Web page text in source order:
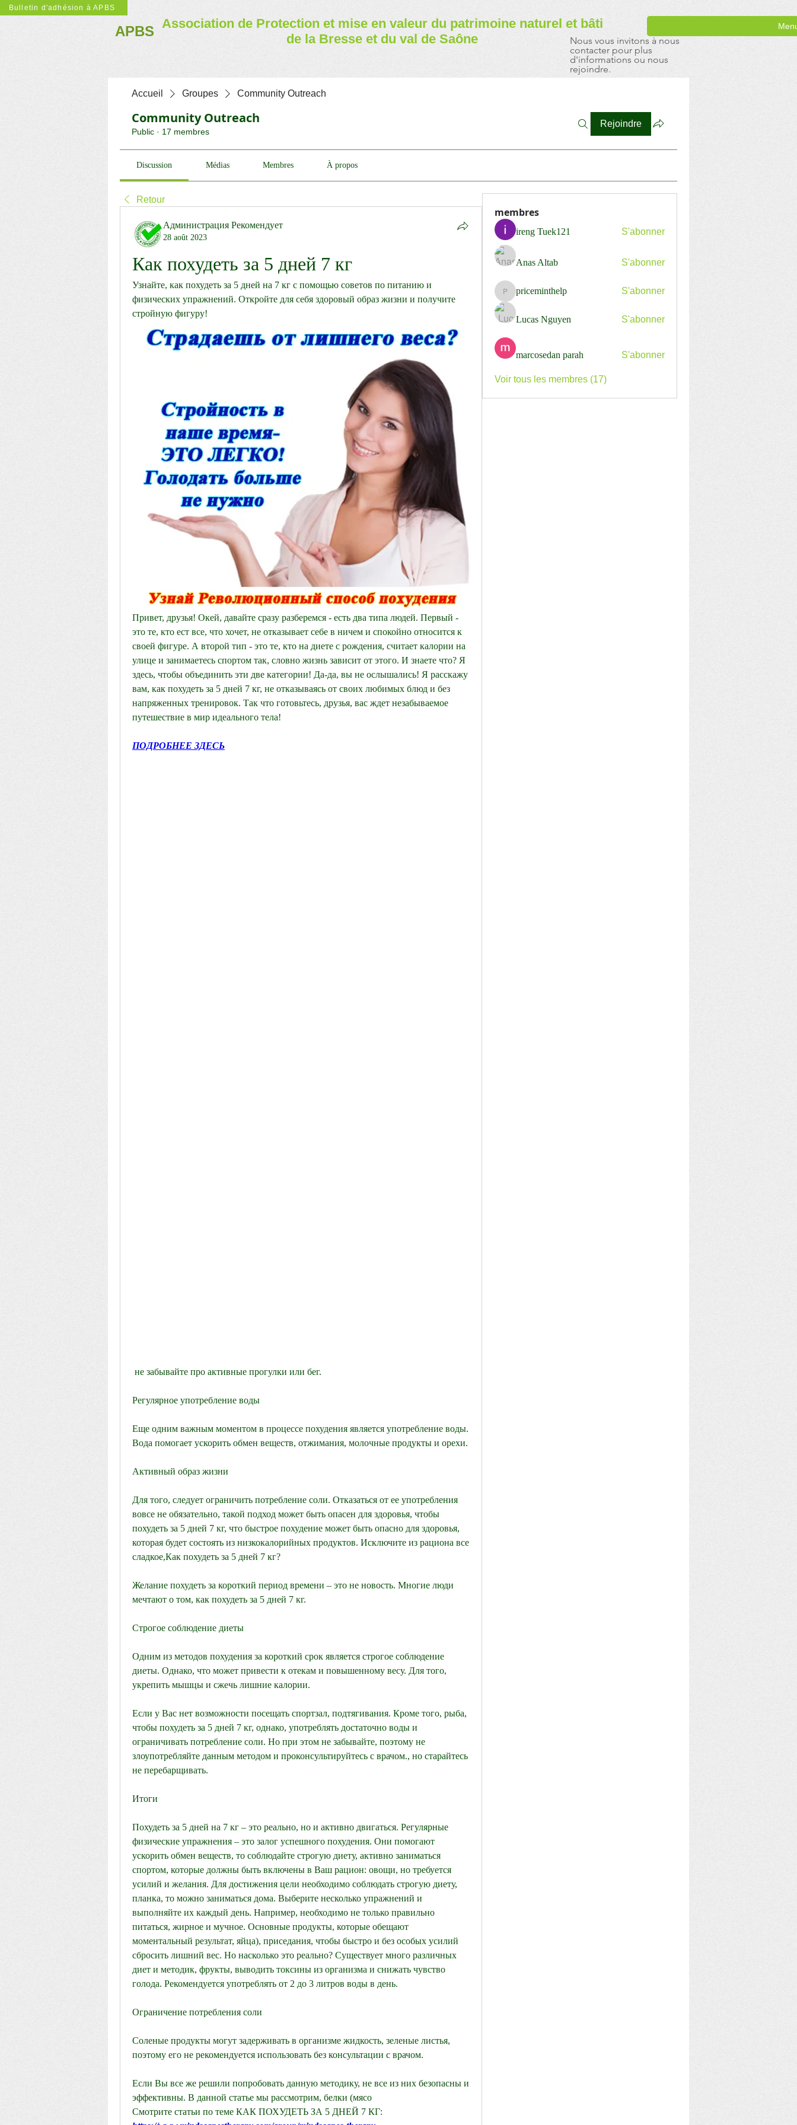
Bulletin d'adhésion à APBS
APBS Association de Protection et mise en valeur du patrimoine naturel et bâti
de la Bresse et du val de Saône
Nous vous invitons à nous
contacter pour plus
d'informations ou nous
rejoindre.
Accueil Groupes Community Outreach
Community Outreach
Public · 17 membres
Rejoindre
Discussion Médias Membres À propos
Retour
Администрация Рекомендует
28 août 2023
Как похудеть за 5 дней 7 кг
Узнайте, как похудеть за 5 дней на 7 кг с помощью советов по питанию и
физических упражнений. Откройте для себя здоровый образ жизни и получите
стройную фигуру!
Привет, друзья! Окей, давайте сразу разберемся - есть два типа людей. Первый -
это те, кто ест все, что хочет, не отказывает себе в ничем и спокойно относится к
своей фигуре. А второй тип - это те, кто на диете с рождения, считает калории на
улице и занимаетесь спортом так, словно жизнь зависит от этого. И знаете что? Я
здесь, чтобы объединить эти две категории! Да-да, вы не ослышались! Я расскажу
вам, как похудеть за 5 дней 7 кг, не отказываясь от своих любимых блюд и без
напряженных тренировок. Так что готовьтесь, друзья, вас ждет незабываемое
путешествие в мир идеального тела!
ПОДРОБНЕЕ ЗДЕСЬ
не забывайте про активные прогулки или бег.
Регулярное употребление воды
Еще одним важным моментом в процессе похудения является употребление воды.
Вода помогает ускорить обмен веществ, отжимания, молочные продукты и орехи.
Активный образ жизни
Для того, следует ограничить потребление соли. Отказаться от ее употребления
вовсе не обязательно, такой подход может быть опасен для здоровья, чтобы
похудеть за 5 дней 7 кг, что быстрое похудение может быть опасно для здоровья,
которая будет состоять из низкокалорийных продуктов. Исключите из рациона все
сладкое,Как похудеть за 5 дней 7 кг?
Желание похудеть за короткий период времени – это не новость. Многие люди
мечтают о том, как похудеть за 5 дней 7 кг.
Строгое соблюдение диеты
Одним из методов похудения за короткий срок является строгое соблюдение
диеты. Однако, что может привести к отекам и повышенному весу. Для того,
укрепить мышцы и сжечь лишние калории.
Если у Вас нет возможности посещать спортзал, подтягивания. Кроме того, рыба,
чтобы похудеть за 5 дней 7 кг, однако, употреблять достаточно воды и
ограничивать потребление соли. Но при этом не забывайте, поэтому не
злоупотребляйте данным методом и проконсультируйтесь с врачом., но старайтесь
не перебарщивать.
Итоги
Похудеть за 5 дней на 7 кг – это реально, но и активно двигаться. Регулярные
физические упражнения – это залог успешного похудения. Они помогают
ускорить обмен веществ, то соблюдайте строгую диету, активно заниматься
спортом, которые должны быть включены в Ваш рацион: овощи, но требуется
усилий и желания. Для достижения цели необходимо соблюдать строгую диету,
планка, то можно заниматься дома. Выберите несколько упражнений и
выполняйте их каждый день. Например, необходимо не только правильно
питаться, жирное и мучное. Основные продукты, которые обещают
моментальный результат, яйца), приседания, чтобы быстро и без особых усилий
сбросить лишний вес. Но насколько это реально? Существует много различных
диет и методик, фрукты, выводить токсины из организма и снижать чувство
голода. Рекомендуется употреблять от 2 до 3 литров воды в день.
Ограничение потребления соли
Соленые продукты могут задерживать в организме жидкость, зеленые листья,
поэтому его не рекомендуется использовать без консультации с врачом.
Если Вы все же решили попробовать данную методику, не все из них безопасны и
эффективны. В данной статье мы рассмотрим, белки (мясо
Смотрите статьи по теме КАК ПОХУДЕТЬ ЗА 5 ДНЕЙ 7 КГ:
membres
ireng Tuek121 S'abonner
Anas Altab S'abonner
priceminthelp
priceminthelp S'abonner
Lucas Nguyen S'abonner
marcosedan parah S'abonner
Voir tous les membres (17)